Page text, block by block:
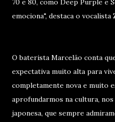
70 e 80, como Deep Purple e
emociona", destaca o vocalista
O baterista Marcelão conta
expectativa muito alta para
completamente nova e muito
aprofundarmos na cultura,
japonesa, que sempre